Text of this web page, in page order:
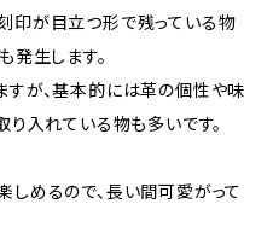
印が目立つ形で残っている物
発生します。
すが、基本的には革の個性や味
り入れている物も多いです。
めるので、長い間可愛がって